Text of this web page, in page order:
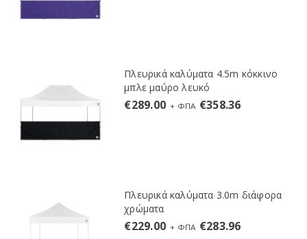
Πλευρικά καλύματα 4.5m κόκκινο
μπλε μαύρο λευκό
€289.00 + ΦΠΑ €358.36
Πλευρικά καλύματα 3.0m διάφορα
χρώματα
€229.00 + ΦΠΑ €283.96